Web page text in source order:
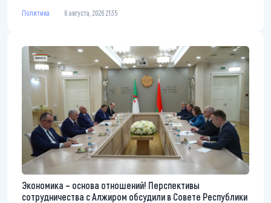
Политика 6 августа, 2026 21:35
Экономика – основа отношений! Перспективы
сотрудничества с Алжиром обсудили в Совете Республики